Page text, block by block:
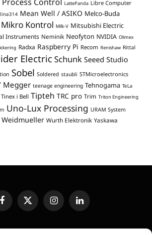
LattePanda Libre Computer
Mean Well / ASIKO Melco-Buda
Mikro Kontrol Milk-V Mitsubishi Electric
Instruments Neminik Neofyton NVIDIA Olimex
Radxa Raspberry Pi Recom Renishaw Rittal
ElectricSchunk Seeed Studio
Sobel Soldered staubli STMicroelectronics
Megger teenage engineering Tehnogama TeLa
Tinex i Bell Tipteh TRC pro Trim Triton Engineering
Uno-Lux Processing URAM System
Weidmueller Wurth Elektronik Yaskawa
FacebookX
(Twitter)
InstagramLinkedIn